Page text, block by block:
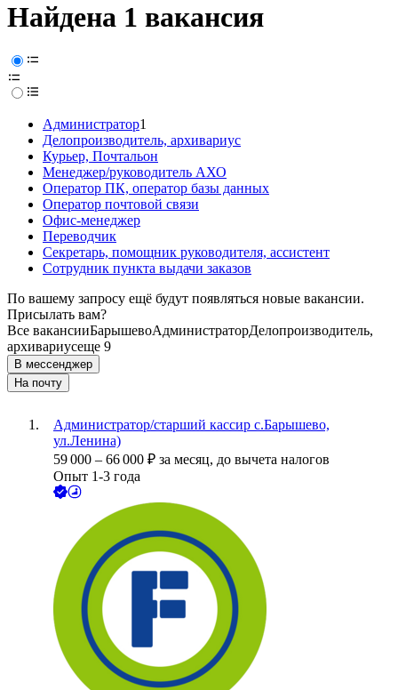
Найдена 1 вакансия
Администратор1
Делопроизводитель, архивариус
Курьер, Почтальон
Менеджер/руководитель АХО
Оператор ПК, оператор базы данных
Оператор почтовой связи
Офис-менеджер
Переводчик
Секретарь, помощник руководителя, ассистент
Сотрудник пункта выдачи заказов
По вашему запросу ещё будут появляться новые вакансии.
Присылать вам?
Все вакансииБарышевоАдминистраторДелопроизводитель,
архивариусеще 9
В мессенджер
На почту
Администратор/старший кассир с.Барышево,
ул.Ленина)
59 000 – 66 000 ₽ за месяц, до вычета налогов
Опыт 1-3 года